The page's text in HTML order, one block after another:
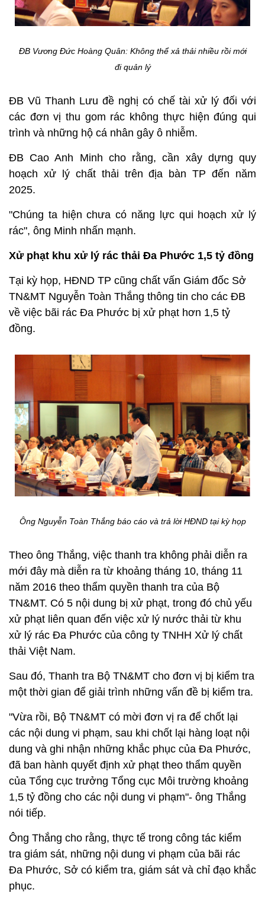
ĐB Vương Đức Hoàng Quân: Không thể xả thải nhiều rồi mới
đi quản lý
ĐB Vũ Thanh Lưu đề nghị có chế tài xử lý đối với
các đơn vị thu gom rác không thực hiện đúng qui
trình và những hộ cá nhân gây ô nhiễm.
ĐB Cao Anh Minh cho rằng, cần xây dựng quy
hoạch xử lý chất thải trên địa bàn TP đến năm
2025.
"Chúng ta hiện chưa có năng lực qui hoạch xử lý
rác", ông Minh nhấn mạnh.
Xử phạt khu xử lý rác thải Đa Phước 1,5 tỷ đồng
Tại kỳ họp, HĐND TP cũng chất vấn Giám đốc Sở
TN&MT Nguyễn Toàn Thắng thông tin cho các ĐB
về việc bãi rác Đa Phước bị xử phạt hơn 1,5 tỷ
đồng.
Ông Nguyễn Toàn Thắng báo cáo và trả lời HĐND tại kỳ họp
Theo ông Thắng, việc thanh tra không phải diễn ra
mới đây mà diễn ra từ khoảng tháng 10, tháng 11
năm 2016 theo thẩm quyền thanh tra của Bộ
TN&MT. Có 5 nội dung bị xử phạt, trong đó chủ yếu
xử phạt liên quan đến việc xử lý nước thải từ khu
xử lý rác Đa Phước của công ty TNHH Xử lý chất
thải Việt Nam.
Sau đó, Thanh tra Bộ TN&MT cho đơn vị bị kiểm tra
một thời gian để giải trình những vấn đề bị kiểm tra.
"Vừa rồi, Bộ TN&MT có mời đơn vị ra để chốt lại
các nội dung vi phạm, sau khi chốt lại hàng loạt nội
dung và ghi nhận những khắc phục của Đa Phước,
đã ban hành quyết định xử phạt theo thẩm quyền
của Tổng cục trưởng Tổng cục Môi trường khoảng
1,5 tỷ đồng cho các nội dung vi phạm"- ông Thắng
nói tiếp.
Ông Thắng cho rằng, thực tế trong công tác kiểm
tra giám sát, những nội dung vi phạm của bãi rác
Đa Phước, Sở có kiểm tra, giám sát và chỉ đạo khắc
phục.